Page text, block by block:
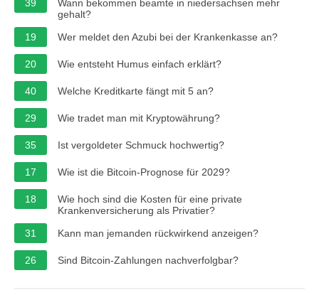
39
Wann bekommen beamte in niedersachsen mehr
gehalt?
19
Wer meldet den Azubi bei der Krankenkasse an?
20 Wie entsteht Humus einfach erklärt?
40 Welche Kreditkarte fängt mit 5 an?
29 Wie tradet man mit Kryptowährung?
35 Ist vergoldeter Schmuck hochwertig?
17 Wie ist die Bitcoin-Prognose für 2029?
18
Wie hoch sind die Kosten für eine private
Krankenversicherung als Privatier?
31
Kann man jemanden rückwirkend anzeigen?
26 Sind Bitcoin-Zahlungen nachverfolgbar?